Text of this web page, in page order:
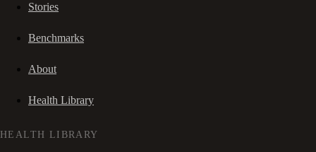
Stories
Benchmarks
About
Health Library
HEALTH LIBRARY